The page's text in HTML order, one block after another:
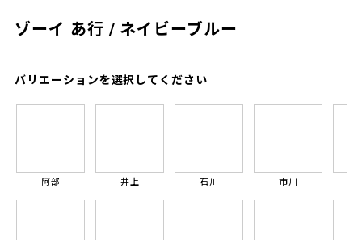
ゾーイ あ行 / ネイビーブルー
バリエーションを選択してください
阿部 井上 石川 市川